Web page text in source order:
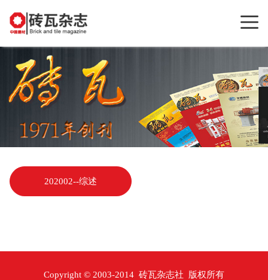
202002--综述
Copyright © 2003-2014 砖瓦杂志社 版权所有